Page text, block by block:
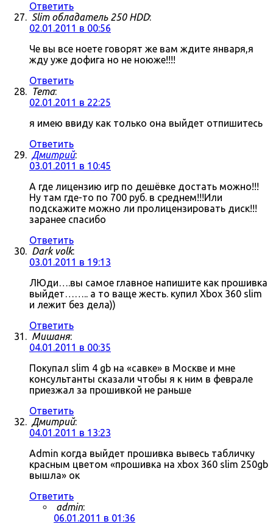
Ответить
Slim обладатель 250 HDD:
02.01.2011 в 00:56
Че вы все ноете говорят же вам ждите января,я
жду уже дофига но не ноюже!!!!
Ответить
Tema:
02.01.2011 в 22:25
я имею ввиду как только она выйдет отпишитесь
Ответить
Дмитрий:
03.01.2011 в 10:45
А где лицензию игр по дешёвке достать можно!!!
Ну там где-то по 700 руб. в среднем!!!Или
подскажите можно ли пролицензировать диск!!!
заранее спасибо
Ответить
Dark volk:
03.01.2011 в 19:13
ЛЮди….вы самое главное напишите как прошивка
выйдет…….. а то ваще жесть. купил Xbox 360 slim
и лежит без дела))
Ответить
Мишаня:
04.01.2011 в 00:35
Покупал slim 4 gb на «савке» в Москве и мне
консультанты сказали чтобы я к ним в феврале
приезжал за прошивкой не раньше
Ответить
Дмитрий:
04.01.2011 в 13:23
Admin когда выйдет прошивка вывесь табличку
красным цветом «прошивка на xbox 360 slim 250gb
вышла» ок
Ответить
admin:
06.01.2011 в 01:36